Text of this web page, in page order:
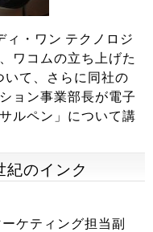
ィ・ワン テクノロジ
ワコムの立ち上げた
て、さらに同社の
ョン事業部長が電子
ルペン」について講
紀のインク
ケティング担当副